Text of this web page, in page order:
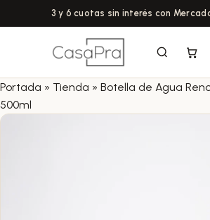
3 y 6 cuotas sin interés con
Portada » Tienda » Botella de Agua
500ml